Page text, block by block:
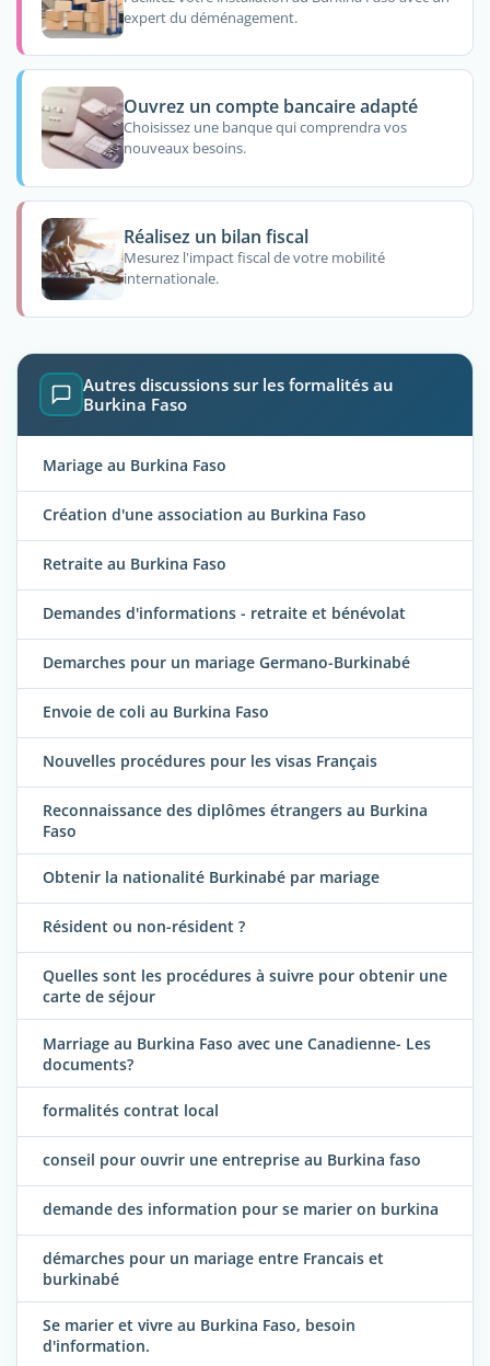
expert du déménagement.
Ouvrez un compte bancaire adapté
Choisissez une banque qui comprendra vos
nouveaux besoins.
Réalisez un bilan fiscal
Mesurez l'impact fiscal de votre mobilité
internationale.
Autres discussions sur les formalités au
Burkina Faso
Mariage au Burkina Faso
Création d'une association au Burkina Faso
Retraite au Burkina Faso
Demandes d'informations - retraite et bénévolat
Demarches pour un mariage Germano-Burkinabé
Envoie de coli au Burkina Faso
Nouvelles procédures pour les visas Français
Reconnaissance des diplômes étrangers au Burkina
Faso
Obtenir la nationalité Burkinabé par mariage
Résident ou non-résident ?
Quelles sont les procédures à suivre pour obtenir une
carte de séjour
Marriage au Burkina Faso avec une Canadienne- Les
documents?
formalités contrat local
conseil pour ouvrir une entreprise au Burkina faso
demande des information pour se marier on burkina
démarches pour un mariage entre Francais et
burkinabé
Se marier et vivre au Burkina Faso, besoin
d'information.